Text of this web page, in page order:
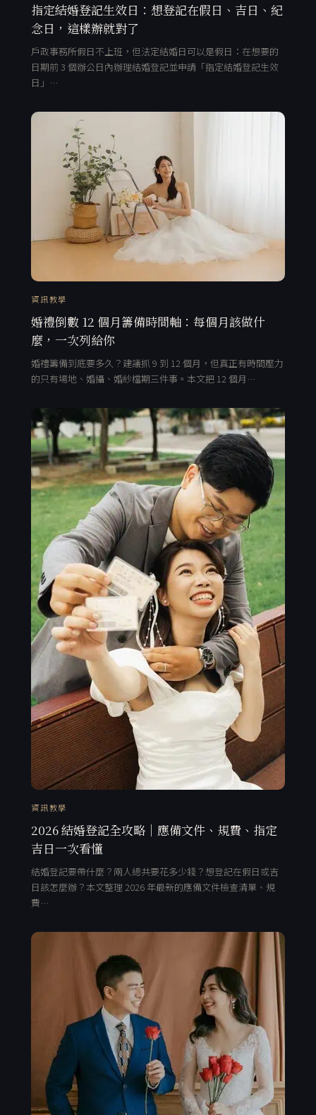
指定結婚登記生效日：想登記在假日、吉日、紀
念日，這樣辦就對了
戶政事務所假日不上班，但法定結婚日可以是假日：在想要的
日期前 3 個辦公日內辦理結婚登記並申請「指定結婚登記生效
日」…
資訊教學
婚禮倒數 12 個月籌備時間軸：每個月該做什
麼，一次列給你
婚禮籌備到底要多久？建議抓 9 到 12 個月，但真正有時間壓力
的只有場地、婚攝、婚紗檔期三件事。本文把 12 個月…
資訊教學
2026 結婚登記全攻略｜應備文件、規費、指定
吉日一次看懂
結婚登記要帶什麼？兩人總共要花多少錢？想登記在假日或吉
日該怎麼辦？本文整理 2026 年最新的應備文件檢查清單、規
費…